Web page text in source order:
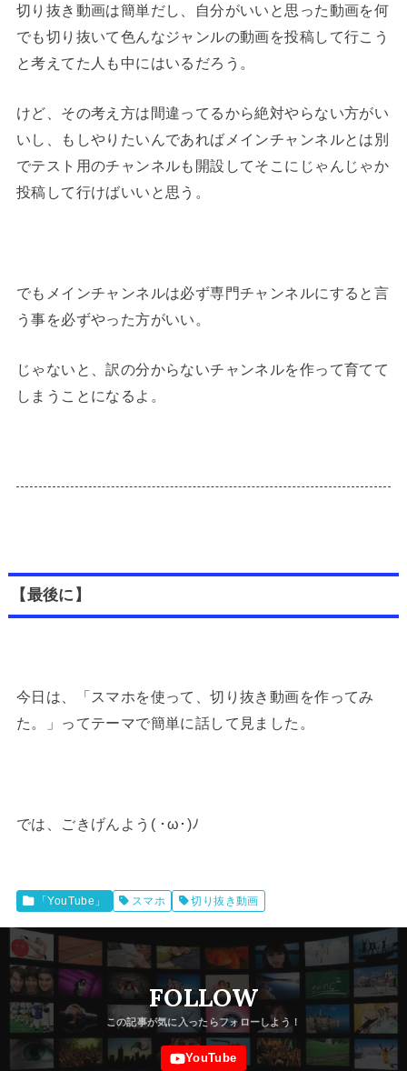
切り抜き動画は簡単だし、自分がいいと思った動画を何
でも切り抜いて色んなジャンルの動画を投稿して行こう
と考えてた人も中にはいるだろう。
けど、その考え方は間違ってるから絶対やらない方がい
いし、もしやりたいんであればメインチャンネルとは別
でテスト用のチャンネルも開設してそこにじゃんじゃか
投稿して行けばいいと思う。
でもメインチャンネルは必ず専門チャンネルにすると言
う事を必ずやった方がいい。
じゃないと、訳の分からないチャンネルを作って育てて
しまうことになるよ。
【最後に】
今日は、「スマホを使って、切り抜き動画を作ってみ
た。」ってテーマで簡単に話して見ました。
では、ごきげんよう( ･ω･)ﾉ
「YouTube」 スマホ 切り抜き動画
FOLLOW